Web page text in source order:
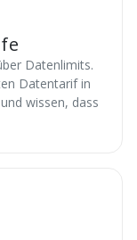
Datenlimits.
Datentarif in
wissen, dass